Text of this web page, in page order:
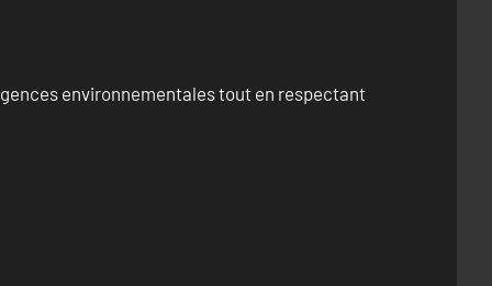
environnementales tout en respectant